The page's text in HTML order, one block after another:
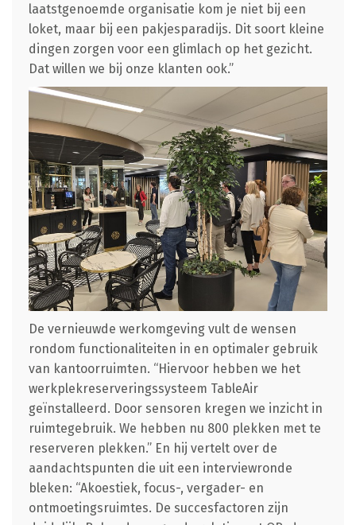
laatstgenoemde organisatie kom je niet bij een
loket, maar bij een pakjesparadijs. Dit soort kleine
dingen zorgen voor een glimlach op het gezicht.
Dat willen we bij onze klanten ook.”
De vernieuwde werkomgeving vult de wensen
rondom functionaliteiten in en optimaler gebruik
van kantoorruimten. “Hiervoor hebben we het
werkplekreserveringssysteem TableAir
geïnstalleerd. Door sensoren kregen we inzicht in
ruimtegebruik. We hebben nu 800 plekken met te
reserveren plekken.” En hij vertelt over de
aandachtspunten die uit een interviewronde
bleken: “Akoestiek, focus-, vergader- en
ontmoetingsruimtes. De succesfactoren zijn